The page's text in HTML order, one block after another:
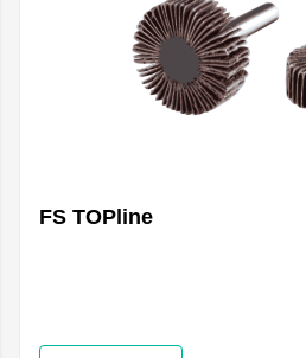
FS TOPline